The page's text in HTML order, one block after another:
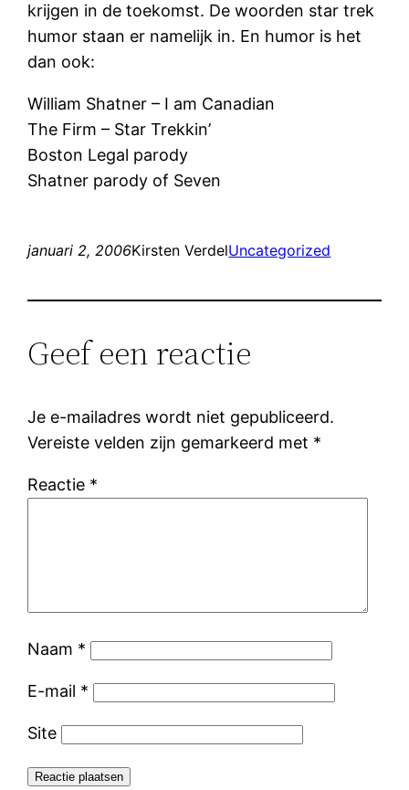
krijgen in de toekomst. De woorden star trek
humor staan er namelijk in. En humor is het
dan ook:
William Shatner – I am Canadian
The Firm – Star Trekkin’
Boston Legal parody
Shatner parody of Seven
januari 2, 2006Kirsten VerdelUncategorized
Geef een reactie
Je e-mailadres wordt niet gepubliceerd.
Vereiste velden zijn gemarkeerd met *
Reactie *
Naam *
E-mail *
Site